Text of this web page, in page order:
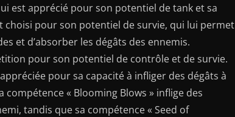
est apprécié pour son potentiel de tank et sa
choisi pour son potentiel de survie, qui lui permet
et d’absorber les dégâts des ennemis.
pour son potentiel de contrôle et de survie.
pour sa capacité à infliger des dégâts à
« Blooming Blows » inflige des
tandis que sa compétence « Seed of